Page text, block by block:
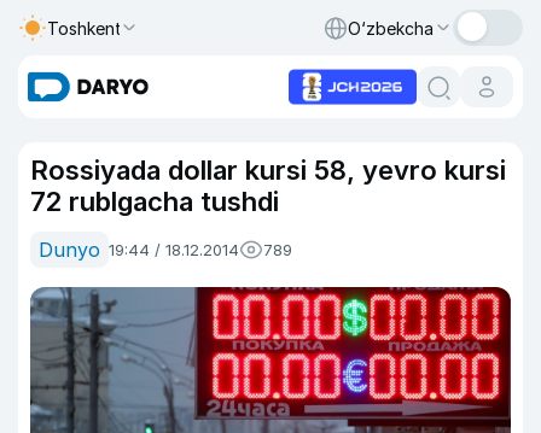
Toshkent O‘zbekcha
Rossiyada dollar kursi 58, yevro kursi
72 rublgacha tushdi
Dunyo 19:44 / 18.12.2014 789